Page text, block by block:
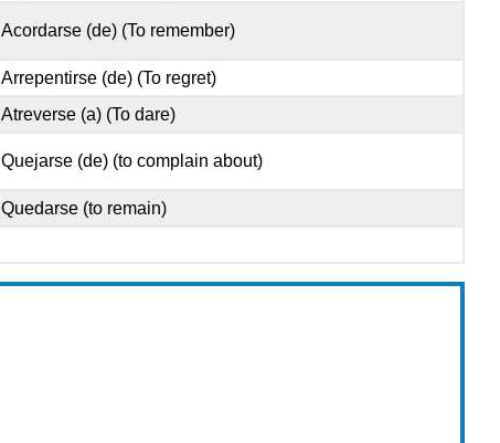
Acordarse (de) (To remember)
Arrepentirse (de) (To regret)
Atreverse (a) (To dare)
Quejarse (de) (to complain about)
Quedarse (to remain)